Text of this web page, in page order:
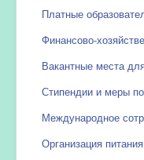
Платные
Финансово-
Вакантные места
Стипендии и меры
Международное
Организация